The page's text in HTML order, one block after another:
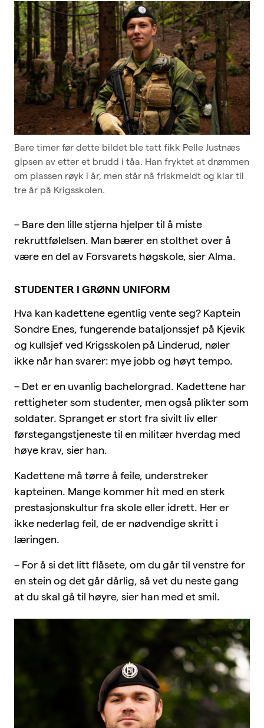
Bare timer før dette bildet ble tatt fikk Pelle Justnæs
gipsen av etter et brudd i tåa. Han fryktet at drømmen
om plassen røyk i år, men står nå friskmeldt og klar til
tre år på Krigsskolen.
– Bare den lille stjerna hjelper til å miste
rekruttfølelsen. Man bærer en stolthet over å
være en del av Forsvarets høgskole, sier Alma.
STUDENTER I GRØNN UNIFORM
Hva kan kadettene egentlig vente seg? Kaptein
Sondre Enes, fungerende bataljonssjef på Kjevik
og kullsjef ved Krigsskolen på Linderud, nøler
ikke når han svarer: mye jobb og høyt tempo.
– Det er en uvanlig bachelorgrad. Kadettene har
rettigheter som studenter, men også plikter som
soldater. Spranget er stort fra sivilt liv eller
førstegangstjeneste til en militær hverdag med
høye krav, sier han.
Kadettene må tørre å feile, understreker
kapteinen. Mange kommer hit med en sterk
prestasjonskultur fra skole eller idrett. Her er
ikke nederlag feil, de er nødvendige skritt i
læringen.
– For å si det litt flåsete, om du går til venstre for
en stein og det går dårlig, så vet du neste gang
at du skal gå til høyre, sier han med et smil.